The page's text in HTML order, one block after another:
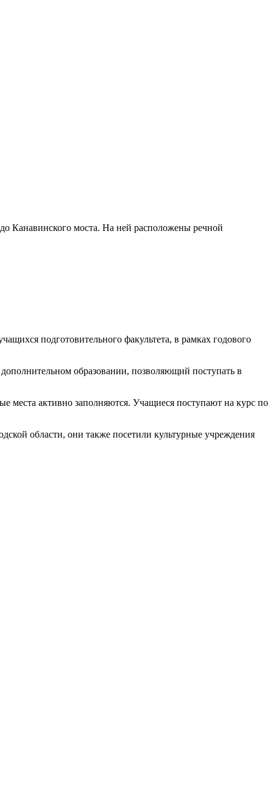
Канавинского моста. На ней расположены речной
подготовительного факультета, в рамках годового
образовании, позволяющий поступать в
места активно заполняются. Учащиеся поступают на курс по
области, они также посетили культурные учреждения